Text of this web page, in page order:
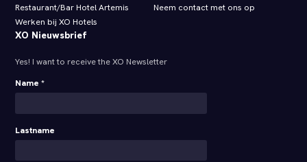
Restaurant/Bar Hotel Artemis
Werken bij XO Hotels
Neem contact met ons op
XO Nieuwsbrief
Yes! I want to receive the XO Newsletter
Name *
Lastname